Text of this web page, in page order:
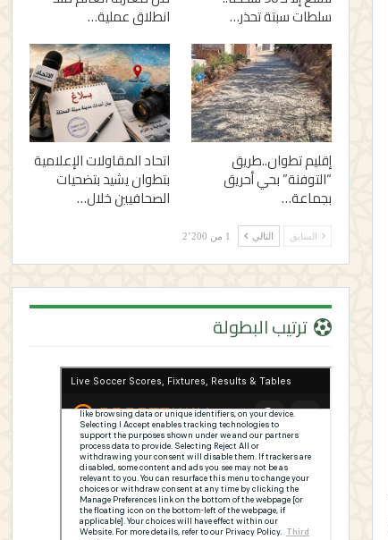
سلطات سبتة تحذر… انطلاق عملية…
إقليم تطوان..طريق
“التوفنة” بحي أحريق
بجماعة…
اتحاد المقاولات الإعلامية
بتطوان يشيد بتضحيات
الصحافيين خلال…
السابق التالي 1 من 2٬200
ترتيب البطولة